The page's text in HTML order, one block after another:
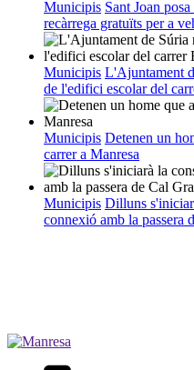
Municipis Sant Joan
recàrrega gratuïts per a
Municipis L'Ajuntament
de l'edifici escolar del
Municipis Detenen un
carrer a Manresa
Municipis Dilluns
connexió amb la passera